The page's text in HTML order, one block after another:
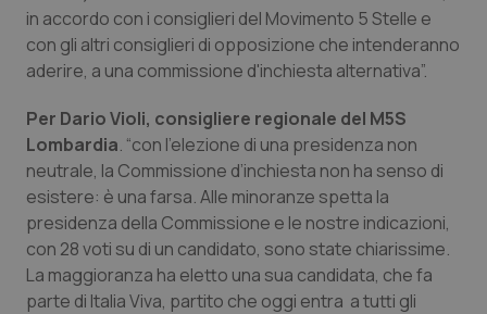
Psoriasi & pelle
Quotidiano Cardiologia
Quotidiano Chirurgia
Quotidiano Oncologia
Quotidiano Pediatria
in accordo con i consiglieri del Movimento 5 Stelle e
con gli altri consiglieri di opposizione che intenderanno
aderire, a una commissione d'inchiesta alternativa”.
Per Dario Violi, consigliere regionale del M5S
Lombardia. “con l’elezione di una presidenza non
neutrale, la Commissione d’inchiesta non ha senso di
esistere: è una farsa. Alle minoranze spetta la
presidenza della Commissione e le nostre indicazioni,
con 28 voti su di un candidato, sono state chiarissime.
La maggioranza ha eletto una sua candidata, che fa
parte di Italia Viva, partito che oggi entra a tutti gli